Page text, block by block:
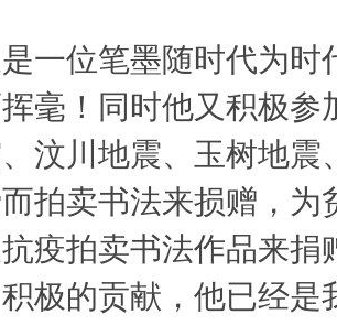
一位笔墨随时代为时
毫！同时他又积极参
汶川地震、玉树地震
拍卖书法来损赠，为
疫拍卖书法作品来捐
极的贡献，他已经是